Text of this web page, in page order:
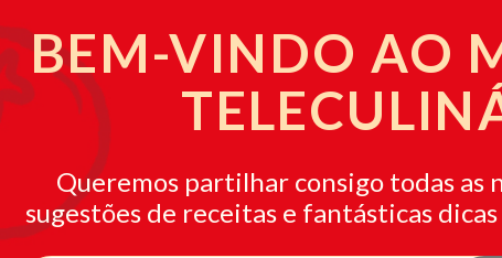
BEM-VINDO AO
Queremos partilhar consigo todas as
sugestões de receitas e fantásticas